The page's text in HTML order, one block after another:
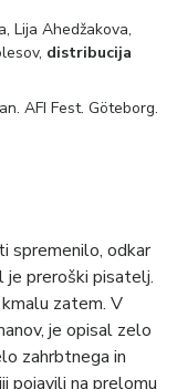
Lija Ahedžakova,
distribucija
AFI Fest. Göteborg.
spremenilo, odkar
je preroški pisatelj.
zatem. V
je opisal zelo
zahrbtnega in
pojavili na prelomu